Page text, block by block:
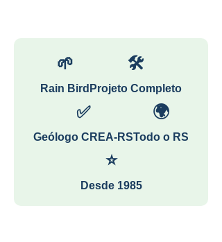
🌱
Rain Bird
🛠
Projeto Completo
✅
Geólogo CREA-RS
🌍
Todo o RS
⭐
Desde 1985